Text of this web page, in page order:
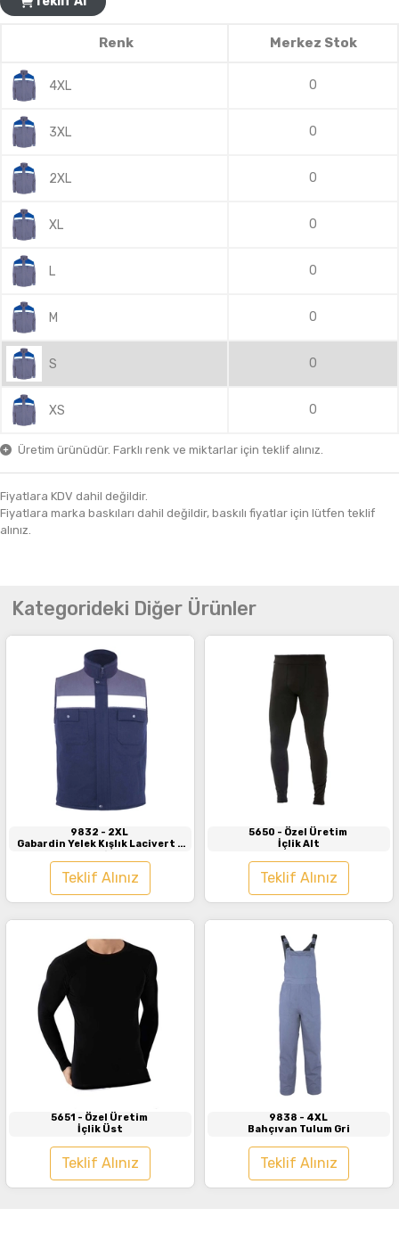
Renk Merkez Stok
4XL 0
3XL 0
2XL 0
XL 0
L 0
M 0
S 0
XS 0
Üretim ürünüdür. Farklı renk ve miktarlar için teklif alınız.
Fiyatlara KDV dahil değildir.
Fiyatlara marka baskıları dahil değildir, baskılı fiyatlar için lütfen teklif
alınız.
Kategorideki Diğer Ürünler
9832 - 2XL
Gabardin Yelek Kışlık Lacivert -
Teklif Alınız
İncele
5650 - Özel Üretim
İçlik Alt
Teklif Alınız
5651 - Özel Üretim
İçlik Üst
Teklif Alınız
İncele
9838 - 4XL
Bahçıvan Tulum Gri
Teklif Alınız